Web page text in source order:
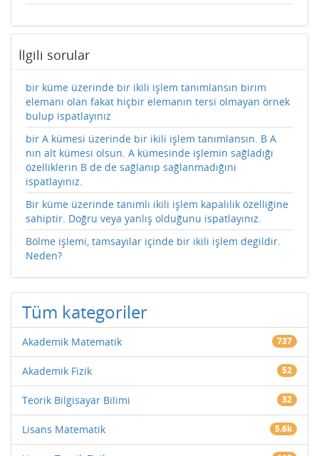
İlgili sorular
bir küme üzerinde bir ikili işlem tanımlansın birim
elemanı olan fakat hiçbir elemanın tersi olmayan örnek
bulup ispatlayınız
bir A kümesi üzerinde bir ikili işlem tanımlansın. B A
nın alt kümesi olsun. A kümesinde işlemin sağladığı
özelliklerin B de de sağlanıp sağlanmadığını
ispatlayınız.
Bir küme üzerinde tanımlı ikili işlem kapalılık özelliğine
sahiptir. Doğru veya yanlış olduğunu ispatlayınız.
Bölme işlemi, tamsayılar içinde bir ikili işlem degildir.
Neden?
Tüm kategoriler
Akademik Matematik 737
Akademik Fizik 52
Teorik Bilgisayar Bilimi 32
Lisans Matematik 5.6k